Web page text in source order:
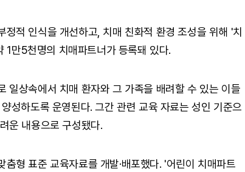
적 인식을 개선하고, 치매 친화적 환경 조성을 위해 '치
1만5천명의 치매파트너가 등록돼 있다.
일상속에서 치매 환자와 그 가족을 배려할 수 있는 이들
성하도록 운영된다. 그간 관련 교육 자료는 성인 기준으
운 내용으로 구성됐다.
형 표준 교육자료를 개발·배포했다. '어린이 치매파트